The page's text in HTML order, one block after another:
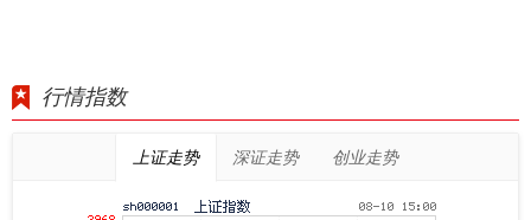
行情指数
上证走势 深证走势 创业走势